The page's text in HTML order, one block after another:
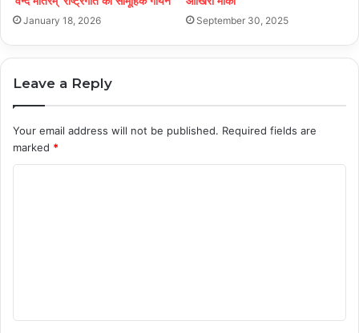
January 18, 2026 September 30, 2025
Leave a Reply
Your email address will not be published. Required fields are
marked *
t